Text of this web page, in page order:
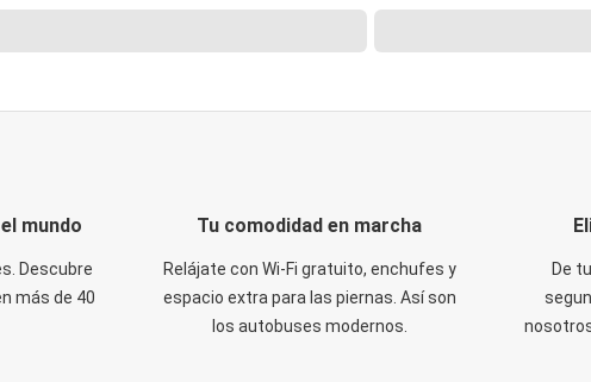
mundo
Descubre
más de 40
Tu comodidad en marcha
Relájate con Wi-Fi gratuito, enchufes y
espacio extra para las piernas. Así son
los autobuses modernos.
De